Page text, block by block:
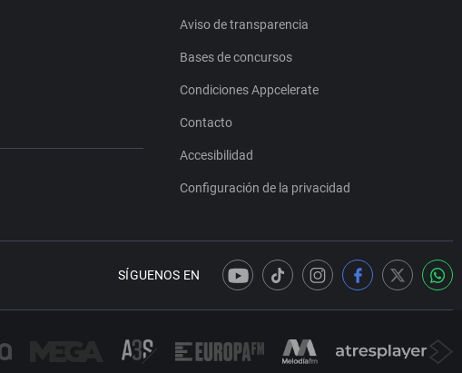
Aviso de transparencia
Bases de concursos
Condiciones Appcelerate
Contacto
Accesibilidad
Configuración de la privacidad
SÍGUENOS EN